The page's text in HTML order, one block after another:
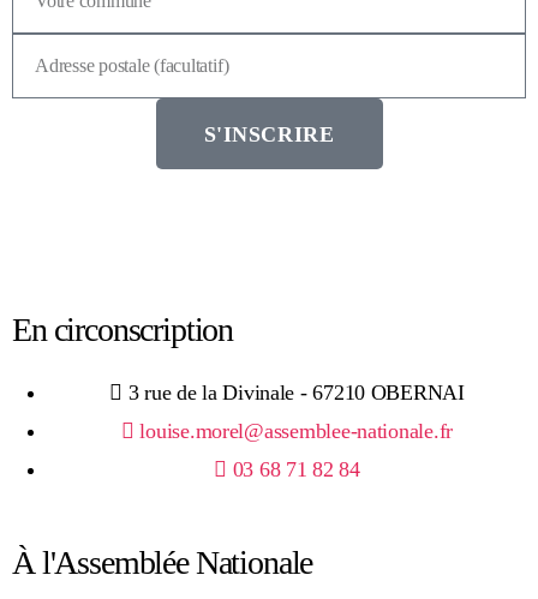
S'INSCRIRE
En circonscription
3 rue de la Divinale - 67210 OBERNAI
louise.morel@assemblee-nationale.fr
03 68 71 82 84
À l'Assemblée Nationale